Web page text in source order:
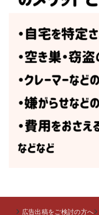
広告出稿をご検討の方へ